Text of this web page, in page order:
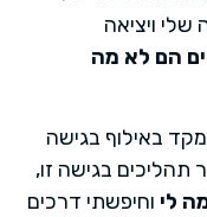
ויציאה
הם לא מה
באילוף בגישה
בגישה זו,
לי וחיפשתי דרכים